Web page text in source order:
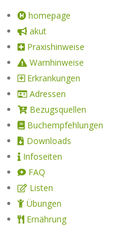
homepage
akut
Praxishinweise
Warnhinweise
Erkrankungen
Adressen
Bezugsquellen
Buchempfehlungen
Downloads
Infoseiten
FAQ
Listen
Übungen
Ernährung